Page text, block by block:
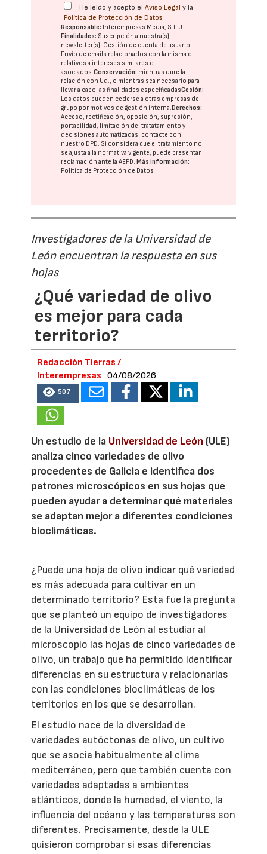
He leído y acepto elAviso Legal y la
Política de Protección de Datos
Responsable: Interempresas Media, S.L.U.
Finalidades: Suscripción a nuestra(s)
newsletter(s). Gestión de cuenta de usuario.
Envío de emails relacionados con la misma o
relativos a intereses similares o
asociados.Conservación: mientras dure la
relación con Ud., o mientras sea necesario para
llevar a cabo las finalidades especificadasCesión:
Los datos pueden cederse a otras empresas del
grupo por motivos de gestión interna. Derechos:
Acceso, rectificación, oposición, supresión,
portabilidad, limitación del tratatamiento y
decisiones automatizadas: contacte con
nuestro DPD. Si considera que el tratamiento no
se ajusta a la normativa vigente, puede presentar
reclamación ante laAEPD. Más información:
Política de Protección de Datos
Investigadores de la Universidad de
León encuentran la respuesta en sus
hojas
¿Qué variedad de olivo
es mejor para cada
territorio?
Redacción Tierras /
Interempresas
04/08/2026
507
Un estudio de la Universidad de León (ULE)
analiza cinco variedades de olivo
procedentes de Galicia e identifica dos
patrones microscópicos en sus hojas que
pueden ayudar a determinar qué materiales
se adaptan mejor a diferentes condiciones
bioclimáticas.
¿Puede una hoja de olivo indicar qué variedad
es más adecuada para cultivar en un
determinado territorio? Esta fue la pregunta
que se planteó un equipo de investigadores
de la Universidad de León al estudiar al
microscopio las hojas de cinco variedades de
olivo, un trabajo que ha permitido identificar
diferencias en su estructura y relacionarlas
con las condiciones bioclimáticas de los
territorios en los que se desarrollan.
El estudio nace de la diversidad de
variedades autóctonas de olivo, un cultivo
que se asocia habitualmente al clima
mediterráneo, pero que también cuenta con
variedades adaptadas a ambientes
atlánticos, donde la humedad, el viento, la
influencia del océano y las temperaturas son
diferentes. Precisamente, desde la ULE
quisieron comprobar si esas diferencias